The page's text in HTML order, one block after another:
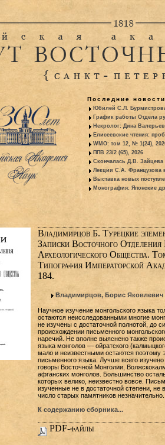
Последние новости
Юбилей С.Л.
График работы Отдела
Некролог: Дина
Елисеевские чтения:
WMO: том 12, № 1(24),
ППВ 23/2 (65), 2026
Скончалась Д.В. Зайцева
Лекции С.А. Французова
Выставка новых
Монография: Японские
Владимирцов Б. Турецкие
Записки Восточного Отделения
Археологического Общества.
Типография Императорской
184.
Владимирцов, Борис Яковлевич
Научное изучение монгольского языка
остаются неисследованными многие
не изучены с достаточной полнотой, до
происхождении письменного
наречий. Не вполне выяснено также
языка монголов — ойратского
мало и неизвестными остаются
письменного языка. Лучше всего
говоры Восточной Монголии,
афганских монголов. Большинство
которых велико, неизвестно вовсе.
изученные не в достаточной степени, не
число старых памятников незначительно...
К содержанию сборника...
PDF-файлы